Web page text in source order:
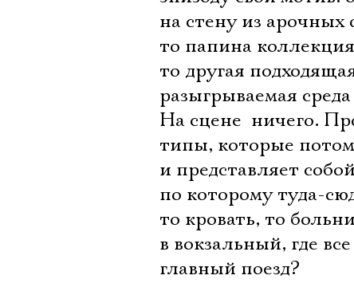
на стену из
то папина
то другая
разыгрываемая
На сцене  ничего.
типы, которые
и представляет
по которому туда-
то кровать, то
в вокзальный, где
главный поезд?